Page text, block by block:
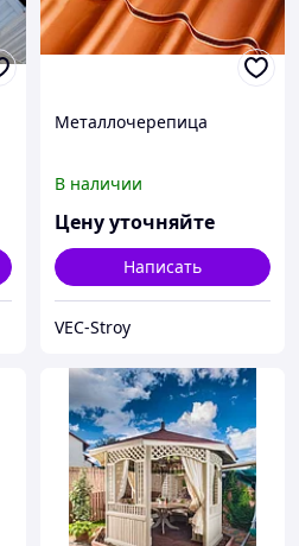
Металлочерепица
В наличии
Цену уточняйте
Написать
VEC-Stroy